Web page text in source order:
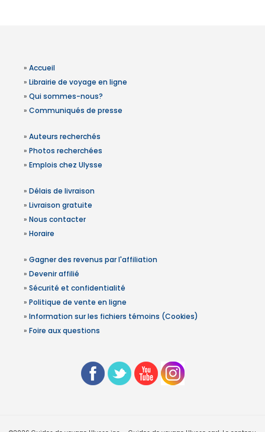
» Accueil
» Librairie de voyage en ligne
» Qui sommes-nous?
» Communiqués de presse
» Auteurs recherchés
» Photos recherchées
» Emplois chez Ulysse
» Délais de livraison
» Livraison gratuite
» Nous contacter
» Horaire
» Gagner des revenus par l'affiliation
» Devenir affilié
» Sécurité et confidentialité
» Politique de vente en ligne
» Information sur les fichiers témoins (Cookies)
» Foire aux questions